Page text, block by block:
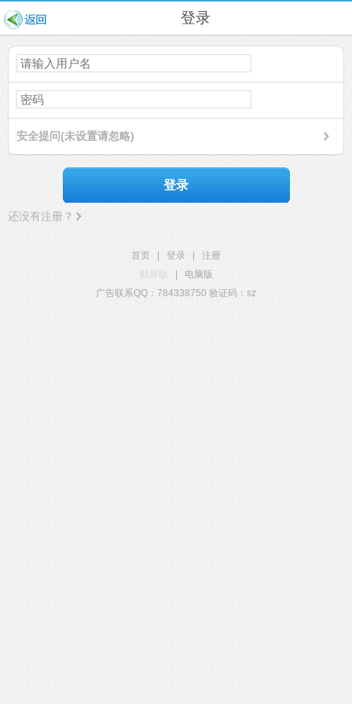
登录
安全提问(未设置请忽略)
登录
还没有注册？
首页 登录
注册
触屏版
电脑版
广告联系QQ：784338750 验证码：sz